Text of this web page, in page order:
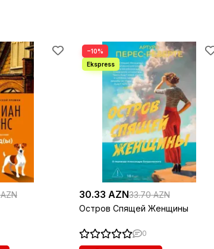
−10%
30.33 AZN33.70 AZN
Остров Спящей Женщины
0